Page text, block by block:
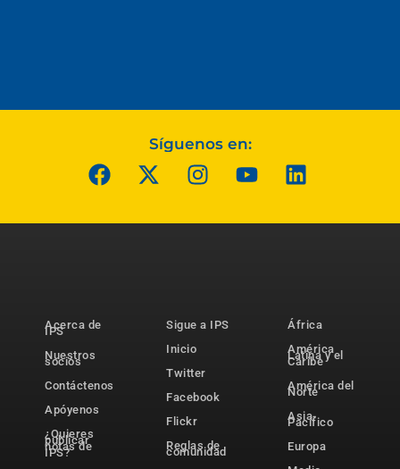
Síguenos en:
Acerca de
IPS
Nuestros
socios
Contáctenos
Apóyenos
¿Quieres
publicar
notas de
IPS?
Sigue a IPS
Inicio
Twitter
Facebook
Flickr
Reglas de
comunidad
África
América
Latina y el
Caribe
América del
Norte
Asia-
Pacífico
Europa